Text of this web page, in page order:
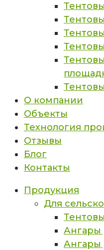
О компании
Объекты
Технология
Отзывы
Блог
Контакты
Продукция
Для
Ангары
Ангары